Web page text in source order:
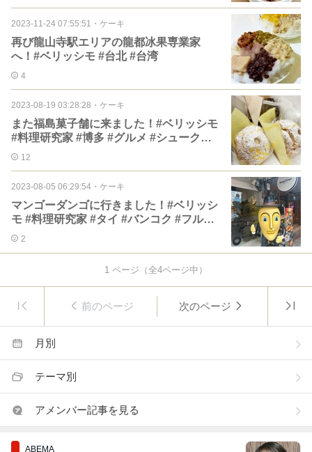
2023-11-24 07:55:51 ・ ケーキ
再び龍山寺駅エリアの龍都冰果専業家
へ！#ベリッシモ #台北 #台湾
4
2023-08-19 03:28:28 ・ ケーキ
また福島菓子舗に来ました！#ベリッシモ
#料理研究家 #博多 #グルメ #シュークリ
ーム
12
2023-08-05 06:29:54 ・ ケーキ
マンゴーダンゴに行きました！#ベリッシ
モ #料理研究家 #タイ #バンコク #フルー
ツ2
1 ページ（全4ページ中）
前のページ 次のページ
月別
テーマ別
アメンバー記事を見る
ABEMA